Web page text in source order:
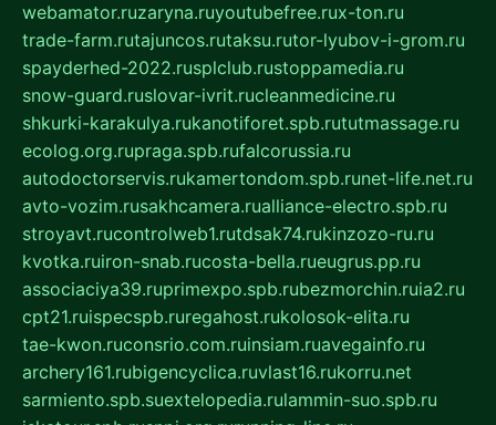
webamator.ruzaryna.ruyoutubefree.rux-ton.ru
trade-farm.rutajuncos.rutaksu.rutor-lyubov-i-grom.ru
spayderhed-2022.rusplclub.rustoppamedia.ru
snow-guard.ruslovar-ivrit.rucleanmedicine.ru
shkurki-karakulya.rukanotiforet.spb.rututmassage.ru
ecolog.org.rupraga.spb.rufalcorussia.ru
autodoctorservis.rukamertondom.spb.runet-life.net.ru
avto-vozim.rusakhcamera.rualliance-electro.spb.ru
stroyavt.rucontrolweb1.rutdsak74.rukinzozo-ru.ru
kvotka.ruiron-snab.rucosta-bella.rueugrus.pp.ru
associaciya39.ruprimexpo.spb.rubezmorchin.ruia2.ru
cpt21.ruispecspb.ruregahost.rukolosok-elita.ru
tae-kwon.ruconsrio.com.ruinsiam.ruavegainfo.ru
archery161.rubigencyclica.ruvlast16.rukorru.net
sarmiento.spb.suextelopedia.rulammin-suo.spb.ru